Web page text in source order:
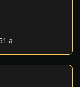
1 a